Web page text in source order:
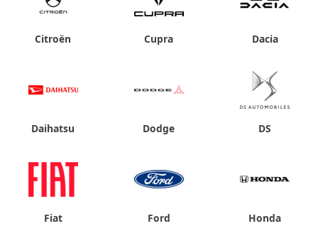
Citroën Cupra Dacia
Daihatsu Dodge DS
Fiat Ford Honda